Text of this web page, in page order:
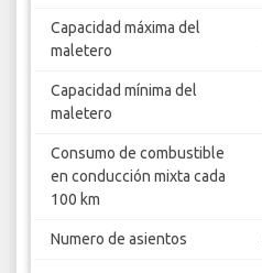
Capacidad máxima del
maletero
Capacidad mínima del
maletero
Consumo de combustible
en conducción mixta cada
100 km
Numero de asientos